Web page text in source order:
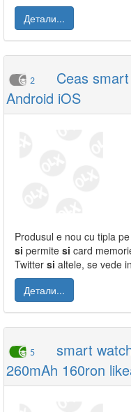
Детали...
2
Ceas
Android iOS
Produsul e nou cu tipla
si permite si card
Twitter si altele, se vede
Детали...
5
smart
260mAh 160ron